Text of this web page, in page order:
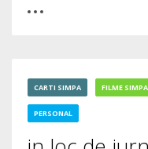
2971
CARTI SIMPA FILME SIMPA
PERSONAL